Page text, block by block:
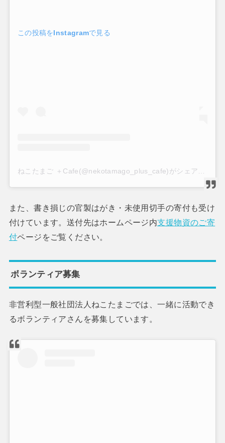
この投稿をInstagramで見る
ねこたまご ＋Cafe(@nekotamago_plus_cafe)がシェアした投稿
また、書き損じの官製はがき・未使用切手の寄付も受け
付けています。送付先はホームページ内支援物資のご寄
付ページをご覧ください。
ボランティア募集
非営利型一般社団法人ねこたまごでは、一緒に活動でき
るボランティアさんを募集しています。